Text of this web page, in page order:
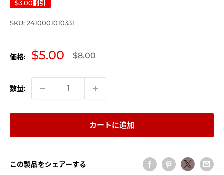
$3.00割引
SKU: 2410001010331
価格:
販
価
格
$5.00
通
格
$8.00
数量:
カートに追加
この製品をシェアーする